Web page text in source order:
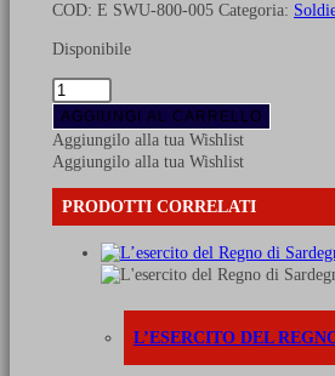
COD: E SWU-800-005 Categoria:
Disponibile
L'Invasion
1870-
1871
-
L.
Marchetti
&
Paris
"Tableaux
AGGIUNGI AL CARRELLO
Aggiungilo alla tua Wishlist
Aggiungilo alla tua Wishlist
PRODOTTI CORRELATI
L’ESERCITO DEL